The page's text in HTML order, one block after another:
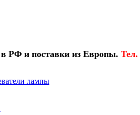
в РФ и поставки из Европы. Тел.
лампы